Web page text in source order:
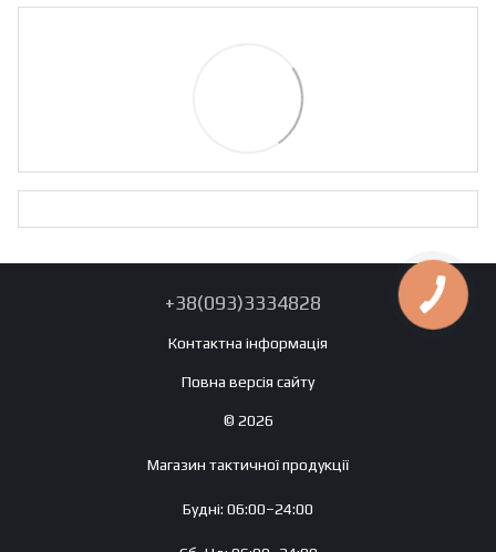
+38(093)3334828
Контактна інформація
Повна версія сайту
© 2026
Магазин тактичної продукції
Будні: 06:00–24:00